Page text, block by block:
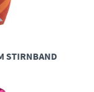
STIRNBAND